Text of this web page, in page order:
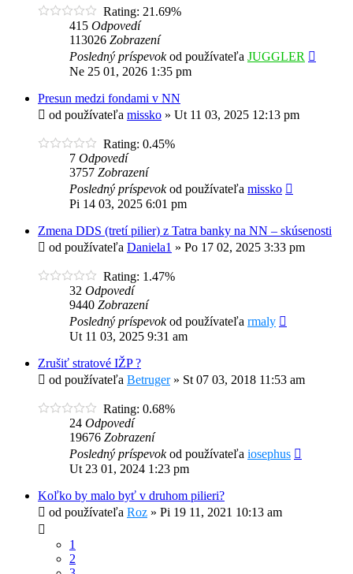
Rating: 21.69%
415 Odpovedí
113026 Zobrazení
Posledný príspevokod používateľa JUGGLER
Ne 25 01, 2026 1:35 pm
Presun medzi fondami v NN
od používateľa missko » Ut 11 03, 2025 12:13 pm
Rating: 0.45%
7 Odpovedí
3757 Zobrazení
Posledný príspevokod používateľa missko
Pi 14 03, 2025 6:01 pm
Zmena DDS (tretí pilier) z Tatra banky na NN – skúsenosti
od používateľa Daniela1 » Po 17 02, 2025 3:33 pm
Rating: 1.47%
32 Odpovedí
9440 Zobrazení
Posledný príspevokod používateľa rmaly
Ut 11 03, 2025 9:31 am
Zrušiť stratové IŽP ?
od používateľa Betruger» St 07 03, 2018 11:53 am
Rating: 0.68%
24 Odpovedí
19676 Zobrazení
Posledný príspevokod používateľa iosephus
Ut 23 01, 2024 1:23 pm
Koľko by malo byť v druhom pilieri?
od používateľa Roz » Pi 19 11, 2021 10:13 am
1
2